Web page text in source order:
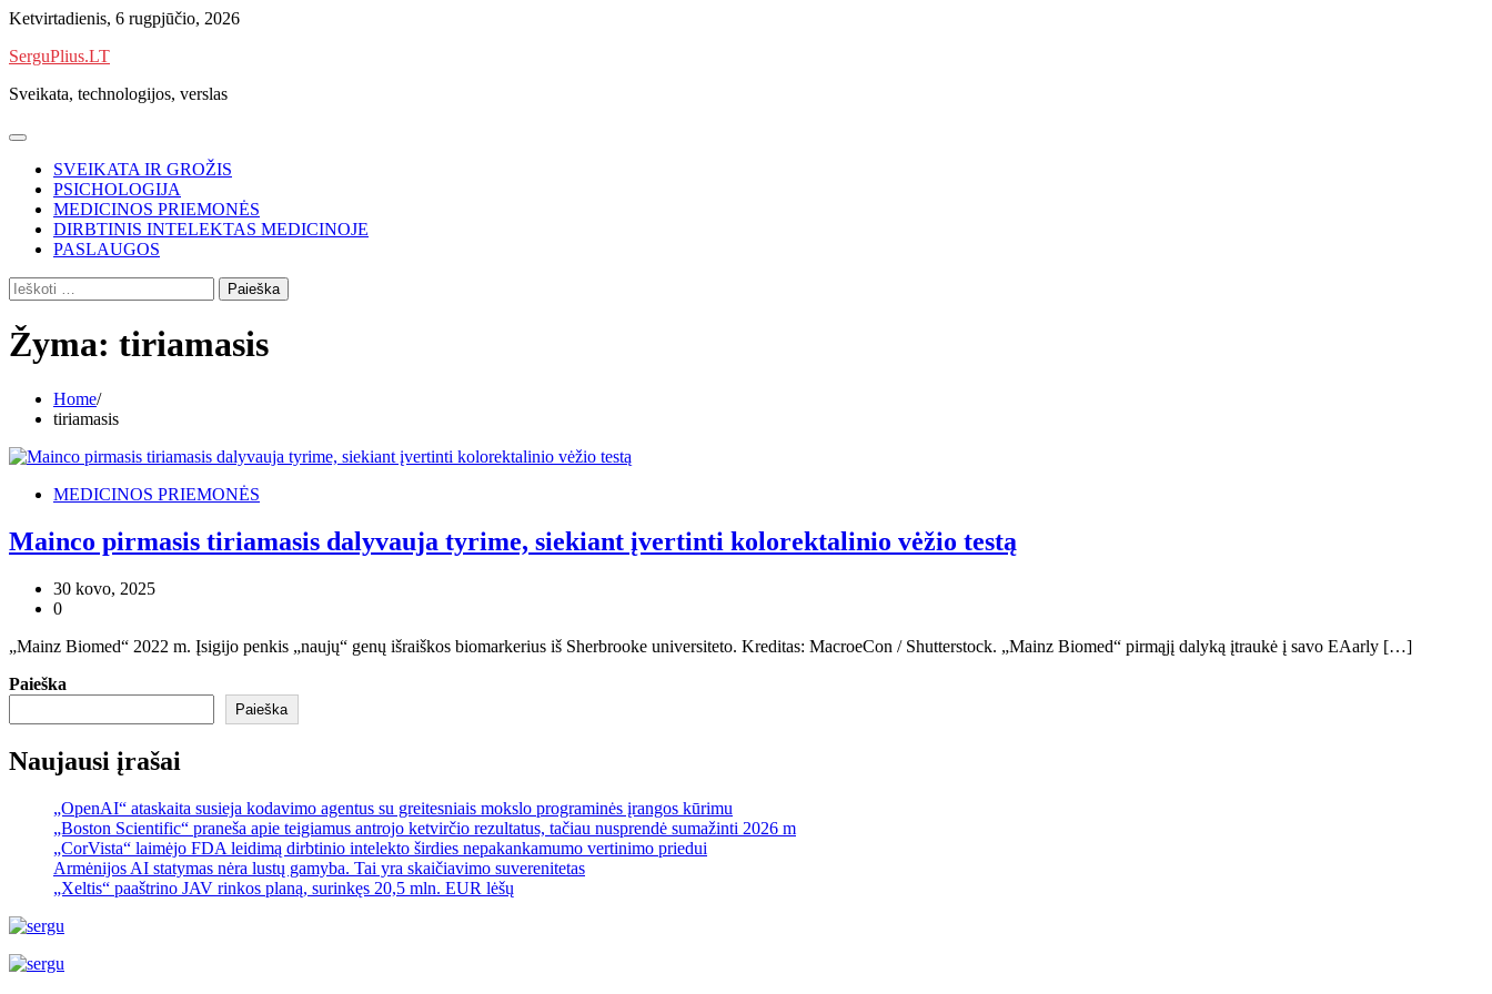
Skip
content
Ketvirtadienis, 6 rugpjūčio, 2026
SerguPlius.LT
Sveikata, technologijos, verslas
SVEIKATA IR GROŽIS
PSICHOLOGIJA
MEDICINOS PRIEMONĖS
DIRBTINIS INTELEKTAS MEDICINOJE
PASLAUGOS
Ieškoti:
Žyma: tiriamasis
Home
tiriamasis
MEDICINOS PRIEMONĖS
Mainco pirmasis tiriamasis dalyvauja tyrime, siekiant įvertinti kolorektalinio vėžio testą
30 kovo, 2025
0
„Mainz Biomed“ 2022 m. Įsigijo penkis „naujų“ genų išraiškos biomarkerius iš Sherbrooke universiteto. Kreditas: MacroeCon / Shutterstock. „Mainz Biomed“ pirmąjį dalyką įtraukė į savo EAarly […]
Paieška
Paieška
Naujausi įrašai
„OpenAI“ ataskaita susieja kodavimo agentus su greitesniais mokslo programinės įrangos kūrimu
„Boston Scientific“ praneša apie teigiamus antrojo ketvirčio rezultatus, tačiau nusprendė sumažinti 2026 m
„CorVista“ laimėjo FDA leidimą dirbtinio intelekto širdies nepakankamumo vertinimo priedui
Armėnijos AI statymas nėra lustų gamyba. Tai yra skaičiavimo suverenitetas
„Xeltis“ paaštrino JAV rinkos planą, surinkęs 20,5 mln. EUR lėšų